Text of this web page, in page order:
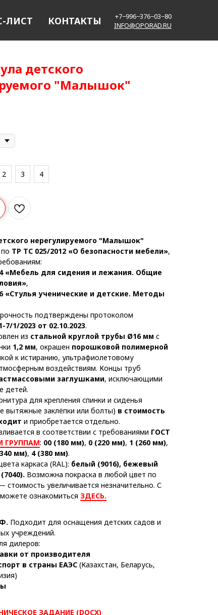
ЛИСТ КОНТАКТЫ
+7−996−376−03−80
INFO@OPORAD.RU
детского
"Малышок"
2 3 4
нерегулируемого "Малышок"
ТР ТС 025/2012 «О безопасности мебели»,
«Мебель для сидения и лежания. Общие
,
«Стулья ученические и детские. Методы
подтверждены протоколом
7/1/2023 от 02.10.2023.
из стальной круглой трубы Ø16 мм с
1,2 мм, окрашен порошковой полимерной
к истиранию, ультрафиолетовому
воздействиям. Концы труб
заглушками, исключающими
детей.
для крепления спинки и сиденья
вытяжные заклёпки или болты) в стоимость
и приобретается отдельно.
в соответствии с требованиями ГОСТ
ГРУППАМ: 00 (180 мм), 0 (220 мм), 1 (260 мм),
мм), 4 (380 мм).
каркаса (RAL): белый (9016), бежевый
Возможна покраска в любой цвет по
стоимость увеличивается незначительно. С
ознакомиться ЗДЕСЬ.
Подходит для оснащения детских садов и
учреждений.
дилеров:
от производителя
в страны ЕАЭС (Казахстан, Беларусь,
ЗАДАНИЕ (DOCX)